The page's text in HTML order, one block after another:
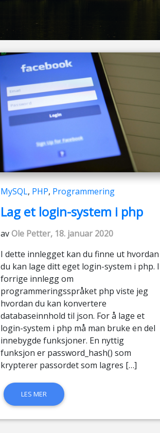
MySQL, PHP, Programmering
Lag et login-system i php
avOle Petter, 18. januar 2020
I dette innlegget kan du finne ut hvordan
du kan lage ditt eget login-system i php. I
forrige innlegg om
programmeringsspråket php viste jeg
hvordan du kan konvertere
databaseinnhold til json. For å lage et
login-system i php må man bruke en del
innebygde funksjoner. En nyttig
funksjon er password_hash() som
krypterer passordet som lagres […]
LES MER